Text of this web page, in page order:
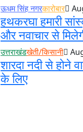
ऊधम सिंह नगरकारोबार
हथकरघा हमारी
और नवाचार से
उत्तराखंडखेती/किसानी
शारदा नदी से होने
के लिए